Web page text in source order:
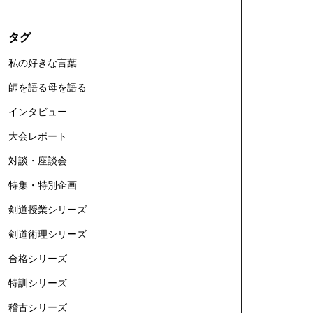
タグ
私の好きな言葉
師を語る母を語る
インタビュー
大会レポート
対談・座談会
特集・特別企画
剣道授業シリーズ
剣道術理シリーズ
合格シリーズ
特訓シリーズ
稽古シリーズ